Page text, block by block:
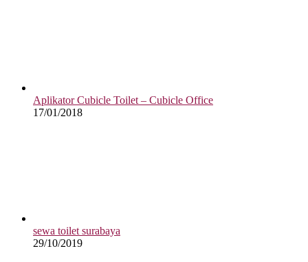
Aplikator Cubicle Toilet – Cubicle Office
17/01/2018
sewa toilet surabaya
29/10/2019